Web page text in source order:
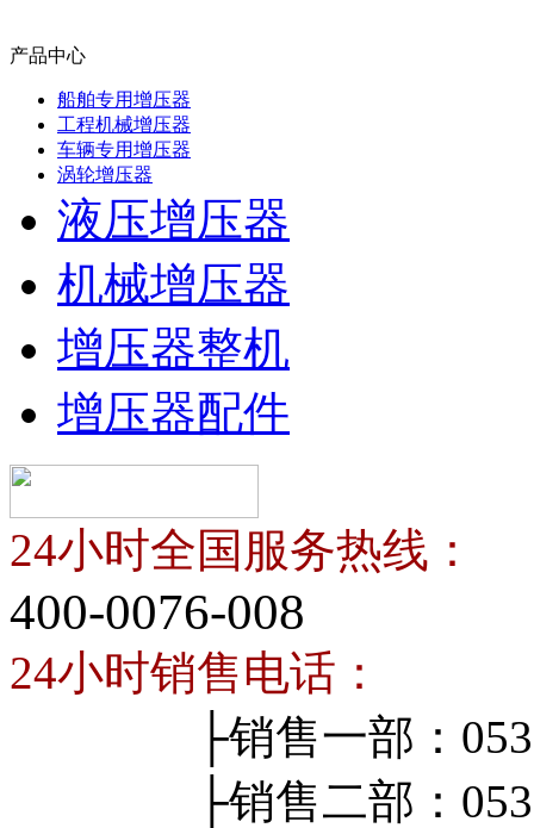
产品中心
船舶专用增压器
工程机械增压器
车辆专用增压器
涡轮增压器
液压增压器
机械增压器
增压器整机
增压器配件
24小时全国服务热线：
400-0076-008
24小时销售电话：
├销售一部：0536-
├销售二部：0536-